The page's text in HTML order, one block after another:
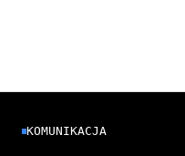
KOMUNIKACJA